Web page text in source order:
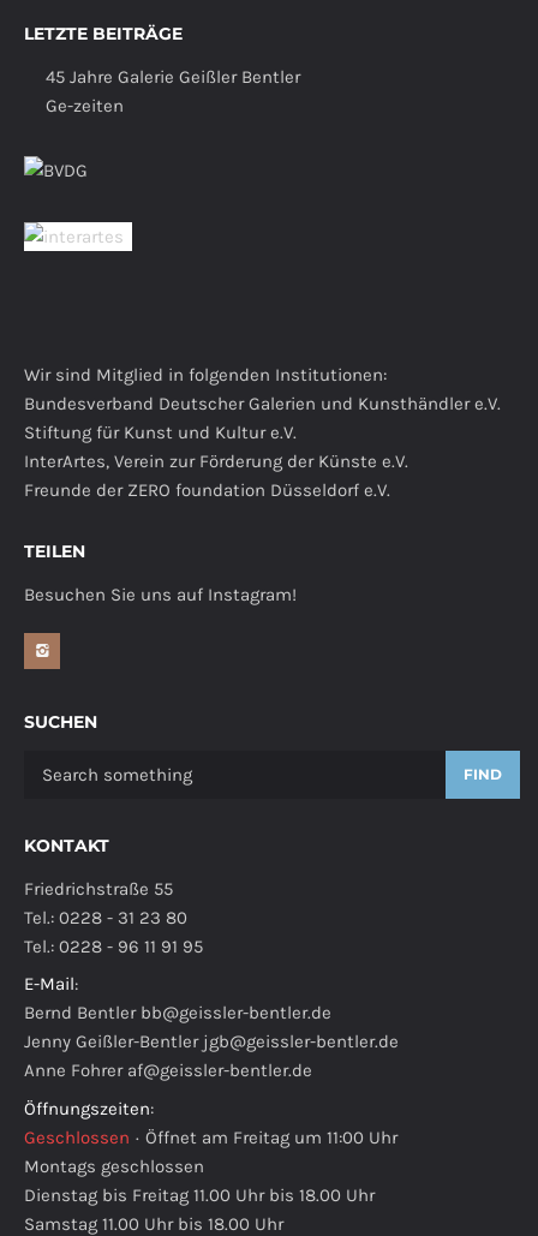
LETZTE BEITRÄGE
45 Jahre Galerie Geißler Bentler
Ge-zeiten
Wir sind Mitglied in folgenden Institutionen:
Bundesverband Deutscher Galerien und Kunsthändler e.V.
Stiftung für Kunst und Kultur e.V.
InterArtes, Verein zur Förderung der Künste e.V.
Freunde der ZERO foundation Düsseldorf e.V.
TEILEN
Besuchen Sie uns auf Instagram!
SUCHEN
FIND
KONTAKT
Friedrichstraße 55
Tel.: 0228 - 31 23 80
Tel.: 0228 - 96 11 91 95
E-Mail:
Bernd Bentler bb@geissler-bentler.de
Jenny Geißler-Bentler jgb@geissler-bentler.de
Anne Fohrer af@geissler-bentler.de
Öffnungszeiten:
Geschlossen · Öffnet am Freitag um 11:00 Uhr
Montags geschlossen
Dienstag bis Freitag 11.00 Uhr bis 18.00 Uhr
Samstag 11.00 Uhr bis 18.00 Uhr